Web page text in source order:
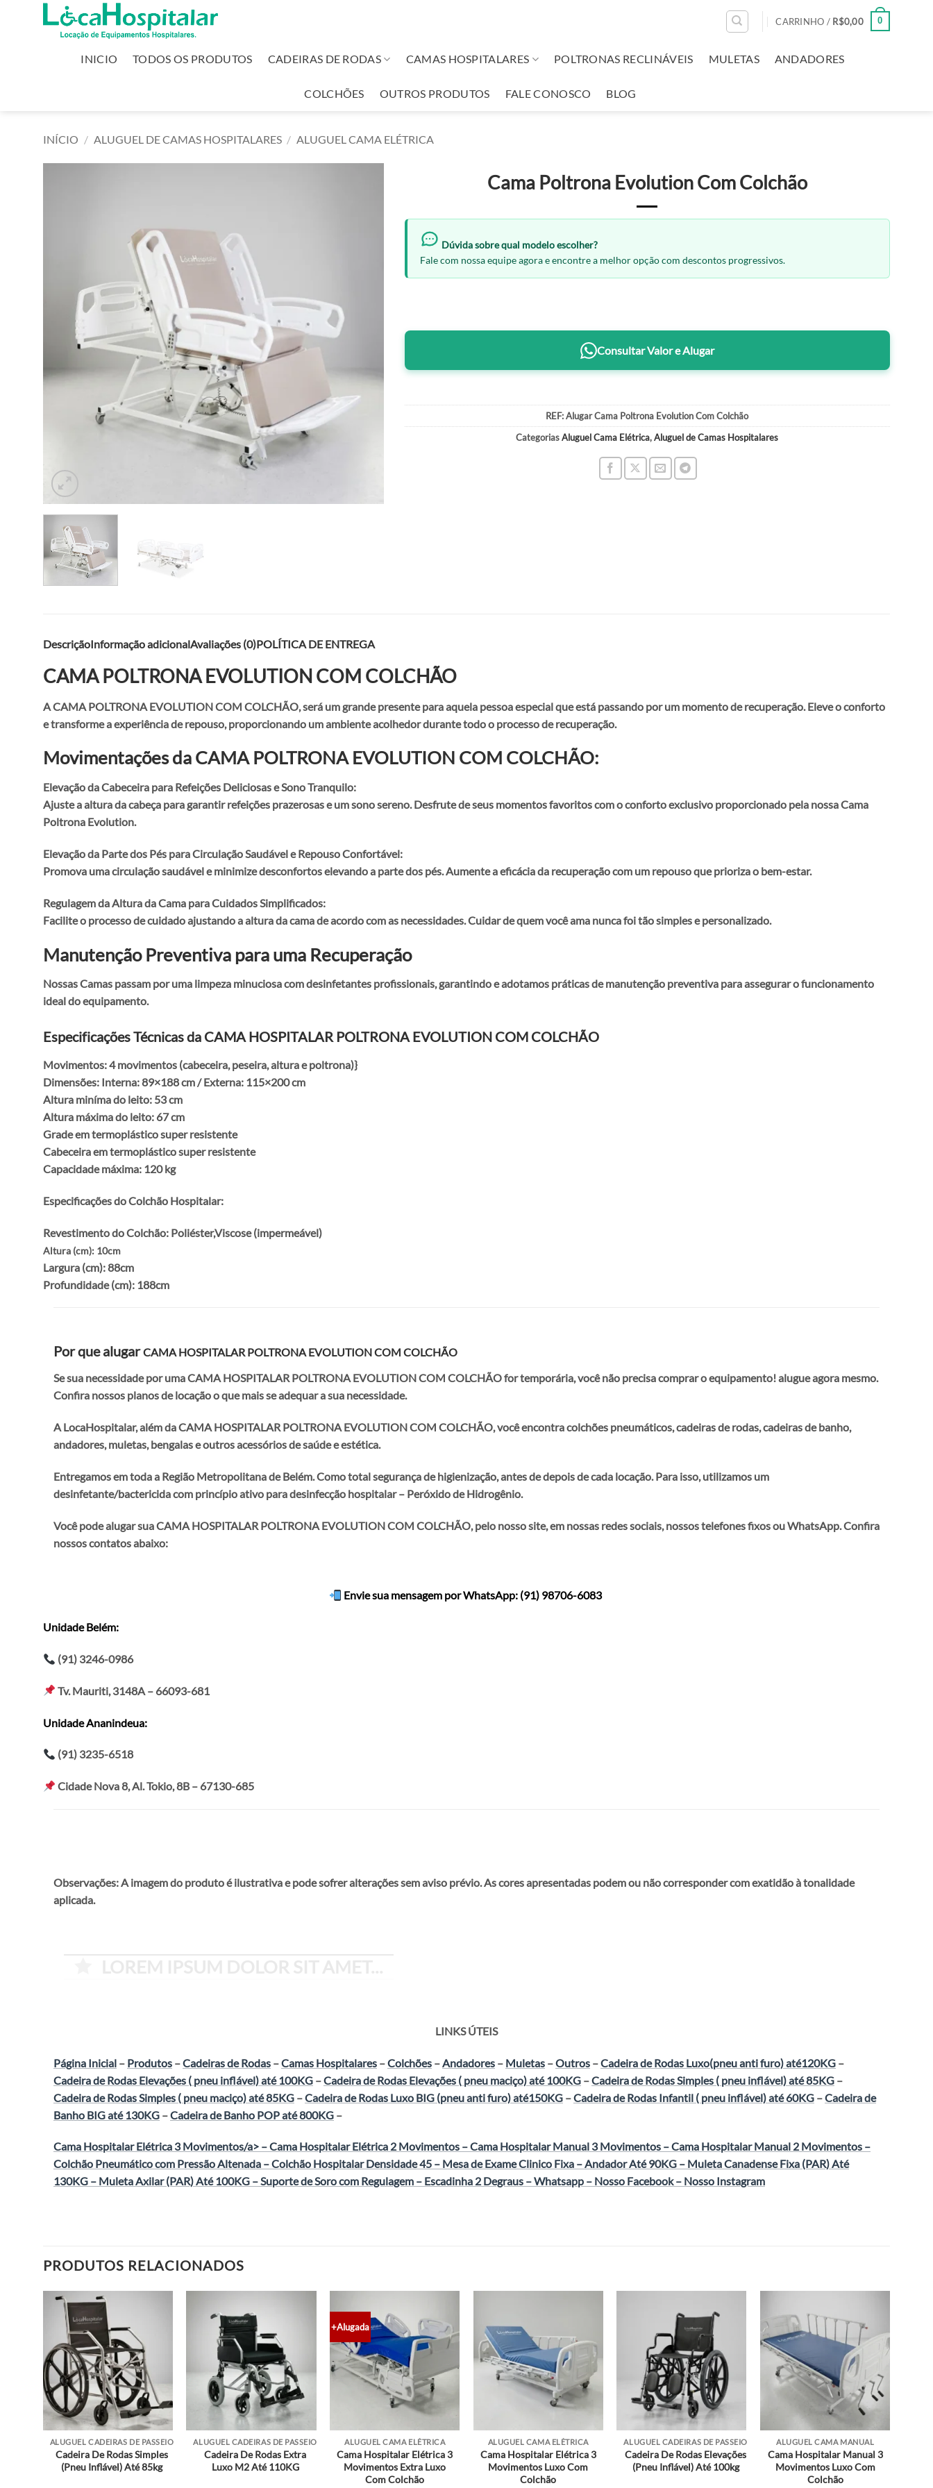
CARRINHO / R$0,00 0
INICIO TODOS OS PRODUTOS CADEIRAS DE RODAS CAMAS HOSPITALARES POLTRONAS RECLINÁVEIS MULETAS ANDADORES
COLCHÕES OUTROS PRODUTOS FALE CONOSCO BLOG
INÍCIO / ALUGUEL DE CAMAS HOSPITALARES / ALUGUEL CAMA ELÉTRICA
Cama Poltrona Evolution Com Colchão
Dúvida sobre qual modelo escolher?
Fale com nossa equipe agora e encontre a melhor opção com descontos progressivos.
Consultar Valor e Alugar
REF:Alugar Cama Poltrona Evolution Com Colchão
CategoriasAluguel Cama Elétrica,Aluguel de Camas Hospitalares
DescriçãoInformação adicionalAvaliações (0)POLÍTICA DE ENTREGA
CAMA POLTRONA EVOLUTION COM COLCHÃO
A CAMA POLTRONA EVOLUTION COM COLCHÃO, será um grande presente para aquela pessoa especial que está passando por um momento de recuperação. Eleve o conforto
e transforme a experiência de repouso, proporcionando um ambiente acolhedor durante todo o processo de recuperação.
Movimentações da CAMA POLTRONA EVOLUTION COM COLCHÃO:
Elevação da Cabeceira para Refeições Deliciosas e Sono Tranquilo:
Ajuste a altura da cabeça para garantir refeições prazerosas e um sono sereno. Desfrute de seus momentos favoritos com o conforto exclusivo proporcionado pela nossa Cama
Poltrona Evolution.
Elevação da Parte dos Pés para Circulação Saudável e Repouso Confortável:
Promova uma circulação saudável e minimize desconfortos elevando a parte dos pés. Aumente a eficácia da recuperação com um repouso que prioriza o bem-estar.
Regulagem da Altura da Cama para Cuidados Simplificados:
Facilite o processo de cuidado ajustando a altura da cama de acordo com as necessidades. Cuidar de quem você ama nunca foi tão simples e personalizado.
Manutenção Preventiva para uma Recuperação
Nossas Camas passam por uma limpeza minuciosa com desinfetantes profissionais, garantindo e adotamos práticas de manutenção preventiva para assegurar o funcionamento
ideal do equipamento.
Especificações Técnicas da CAMA HOSPITALAR POLTRONA EVOLUTION COM COLCHÃO
Movimentos: 4 movimentos (cabeceira, peseira, altura e poltrona)}
Dimensões: Interna: 89×188 cm / Externa: 115×200 cm
Altura miníma do leito: 53 cm
Altura máxima do leito: 67 cm
Grade em termoplástico super resistente
Cabeceira em termoplástico super resistente
Capacidade máxima: 120 kg
Especificações do Colchão Hospitalar:
Revestimento do Colchão: Poliéster,Viscose (impermeável)
Altura (cm): 10cm
Largura (cm): 88cm
Profundidade (cm): 188cm
Por que alugarCAMA HOSPITALAR POLTRONA EVOLUTION COM COLCHÃO
Se sua necessidade por uma CAMA HOSPITALAR POLTRONA EVOLUTION COM COLCHÃO for temporária, você não precisa comprar o equipamento! alugue agora mesmo.
Confira nossos planos de locação o que mais se adequar a sua necessidade.
A LocaHospitalar, além da CAMA HOSPITALAR POLTRONA EVOLUTION COM COLCHÃO,você encontra colchões pneumáticos, cadeiras de rodas, cadeiras de banho,
andadores, muletas, bengalas e outros acessórios de saúde e estética.
Entregamos em toda a Região Metropolitana de Belém. Como total segurança de higienização, antes de depois de cada locação. Para isso,utilizamos um
desinfetante/bactericida com princípio ativo para desinfecção hospitalar – Peróxido de Hidrogênio.
Você pode alugar sua CAMA HOSPITALAR POLTRONA EVOLUTION COM COLCHÃO, pelo nosso site, em nossas redes sociais, nossos telefones fixos ou WhatsApp. Confira
nossos contatos abaixo:
Envie sua mensagem por WhatsApp: (91) 98706-6083
Unidade Belém:
(91) 3246-0986
Tv. Mauriti, 3148A – 66093-681
Unidade Ananindeua:
(91) 3235-6518
Cidade Nova 8, Al. Tokio, 8B – 67130-685
Observações: A imagem do produto é ilustrativa e pode sofrer alterações sem aviso prévio. As cores apresentadas podem ou não corresponder com exatidão à tonalidade
aplicada.
LINKS ÚTEIS
Página Inicial – Produtos –Cadeiras de Rodas –Camas Hospitalares –Colchões – Andadores – Muletas –Outros –Cadeira de Rodas Luxo(pneu anti furo) até120KG –
Cadeira de Rodas Elevações ( pneu inflável) até 100KG –Cadeira de Rodas Elevações ( pneu maciço) até 100KG –Cadeira de Rodas Simples ( pneu inflável) até 85KG –
Cadeira de Rodas Simples ( pneu maciço) até 85KG –Cadeira de Rodas Luxo BIG (pneu anti furo) até150KG –Cadeira de Rodas Infantil ( pneu inflável) até 60KG –Cadeira de
Banho BIG até 130KG –Cadeira de Banho POP até 800KG –
Cama Hospitalar Elétrica 3 Movimentos/a> –Cama Hospitalar Elétrica 2 Movimentos –Cama Hospitalar Manual 3 Movimentos –Cama Hospitalar Manual 2 Movimentos –
Colchão Pneumático com Pressão Altenada –Colchão Hospitalar Densidade 45 – Mesa de Exame Clinico Fixa –Andador Até 90KG – Muleta Canadense Fixa (PAR) Até
130KG – Muleta Axilar (PAR) Até 100KG –Suporte de Soro com Regulagem – Escadinha 2 Degraus –Whatsapp – Nosso Facebook– Nosso Instagram
PRODUTOS RELACIONADOS
ALUGUEL CADEIRAS DE PASSEIO
Cadeira De Rodas Simples
(Pneu Inflável) Até 85kg
ALUGUEL CADEIRAS DE PASSEIO
Cadeira De Rodas Extra
Luxo M2 Até 110KG
+Alugada
ALUGUEL CAMA ELÉTRICA
Cama Hospitalar Elétrica 3
Movimentos Extra Luxo
Com Colchão
ALUGUEL CAMA ELÉTRICA
Cama Hospitalar Elétrica 3
Movimentos Luxo Com
Colchão
ALUGUEL CADEIRAS DE PASSEIO
Cadeira De Rodas Elevações
(Pneu Inflável) Até 100kg
ALUGUEL CAMA MANUAL
Cama Hospitalar Manual 3
Movimentos Luxo Com
Colchão